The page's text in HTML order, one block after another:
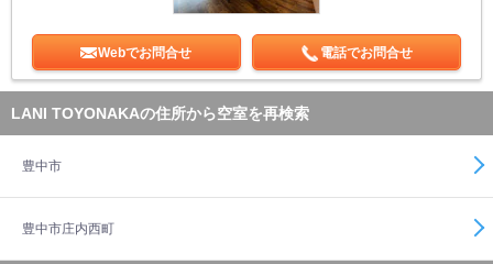
Webでお問合せ 電話でお問合せ
LANI TOYONAKAの住所から空室を再検索
豊中市
豊中市庄内西町